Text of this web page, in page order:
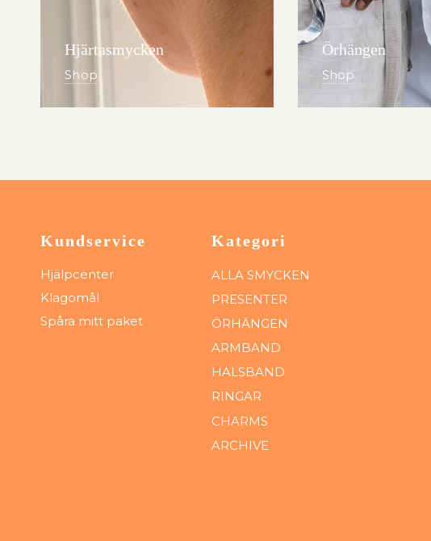
Hjärtasmycken
Shop
Örhängen
Shop
Kundservice
Hjälpcenter
Klagomål
Spåra mitt paket
Kategori
ALLA SMYCKEN
PRESENTER
ÖRHÄNGEN
ARMBAND
HALSBAND
RINGAR
CHARMS
ARCHIVE